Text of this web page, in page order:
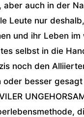
aber auch in der
Leute nur
und ihr Leben im
selbst in die
noch den
oder besser gesagt